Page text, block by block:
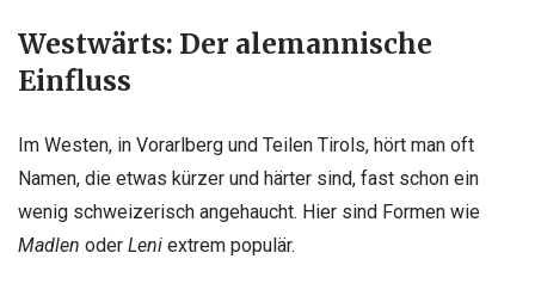
Westwärts: Der alemannische
Einfluss
Im Westen, in Vorarlberg und Teilen Tirols, hört man oft
Namen, die etwas kürzer und härter sind, fast schon ein
wenig schweizerisch angehaucht. Hier sind Formen wie
Madlen oder Leni extrem populär.